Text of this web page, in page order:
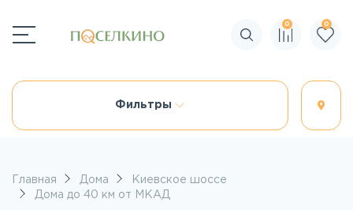
Поиск по сайту
0 0
Фильтры
Главная Дома
Киевское шоссе
Дома до 40 км от МКАД